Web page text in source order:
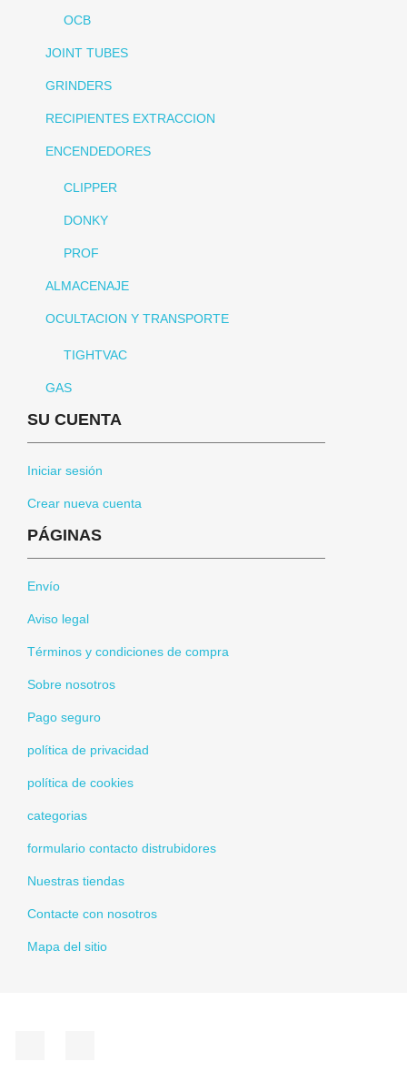
OCB
JOINT TUBES
GRINDERS
RECIPIENTES EXTRACCION
ENCENDEDORES
CLIPPER
DONKY
PROF
ALMACENAJE
OCULTACION Y TRANSPORTE
TIGHTVAC
GAS
SU CUENTA
Iniciar sesión
Crear nueva cuenta
PÁGINAS
Envío
Aviso legal
Términos y condiciones de compra
Sobre nosotros
Pago seguro
política de privacidad
política de cookies
categorias
formulario contacto distrubidores
Nuestras tiendas
Contacte con nosotros
Mapa del sitio